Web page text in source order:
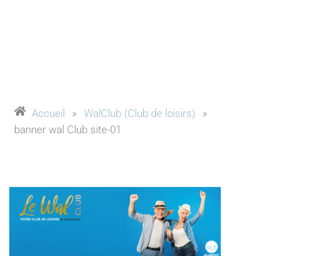
Accueil » WalClub (Club de loisirs)
»
banner wal Club site-01